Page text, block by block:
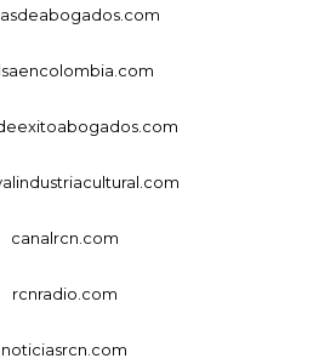
canalrcn.com
rcnradio.com
noticiasrcn.com